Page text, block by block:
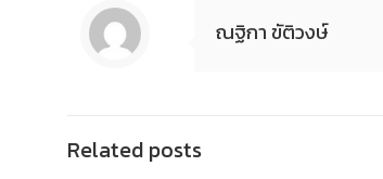
ณฐิกา ขัติวงษ์
Related posts